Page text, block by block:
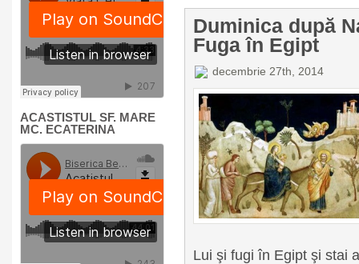
ACASTISTUL SF. MARE
MC. ECATERINA
Duminica după
Fuga în Egipt
decembrie 27th, 2014
Lui şi fugi în Egipt şi stai